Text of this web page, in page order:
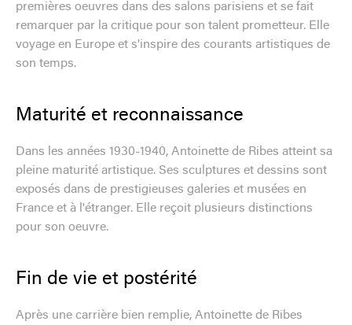
premières oeuvres dans des salons parisiens et se fait
remarquer par la critique pour son talent prometteur. Elle
voyage en Europe et s'inspire des courants artistiques de
son temps.
Maturité et reconnaissance
Dans les années 1930-1940, Antoinette de Ribes atteint sa
pleine maturité artistique. Ses sculptures et dessins sont
exposés dans de prestigieuses galeries et musées en
France et à l'étranger. Elle reçoit plusieurs distinctions
pour son oeuvre.
Fin de vie et postérité
Après une carrière bien remplie, Antoinette de Ribes